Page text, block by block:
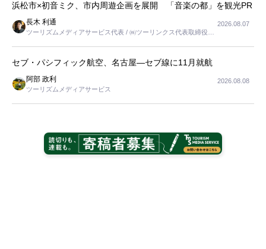
浜松市×初音ミク、市内周遊企画を展開 「音楽の都」を観光PR
長木 利通
ツーリズムメディアサービス代表 / ㈱ツーリンクス代表取締役社
2026.08.07
セブ・パシフィック航空、名古屋―セブ線に11月就航
阿部 政利
ツーリズムメディアサービス
2026.08.08